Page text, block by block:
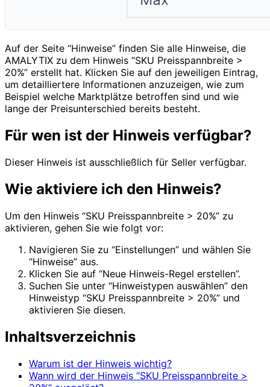
Auf der Seite “Hinweise” finden Sie alle Hinweise, die
AMALYTIX zu dem Hinweis “SKU Preisspannbreite >
20%” erstellt hat. Klicken Sie auf den jeweiligen Eintrag,
um detailliertere Informationen anzuzeigen, wie zum
Beispiel welche Marktplätze betroffen sind und wie
lange der Preisunterschied bereits besteht.
Für wen ist der Hinweis verfügbar?
Dieser Hinweis ist ausschließlich für Seller verfügbar.
Wie aktiviere ich den Hinweis?
Um den Hinweis “SKU Preisspannbreite > 20%” zu
aktivieren, gehen Sie wie folgt vor:
Navigieren Sie zu “Einstellungen” und wählen Sie
“Hinweise” aus.
Klicken Sie auf “Neue Hinweis-Regel erstellen”.
Suchen Sie unter “Hinweistypen auswählen” den
Hinweistyp “SKU Preisspannbreite > 20%” und
aktivieren Sie diesen.
Inhaltsverzeichnis
Warum ist der Hinweis wichtig?
Wann wird der Hinweis “SKU Preisspannbreite >